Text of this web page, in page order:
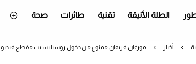
الطلة الأنيقة تقنية طائرات صحة
أخبار مورغان فريمان ممنوع من دخول روسيا بسبب مقطع فيديو